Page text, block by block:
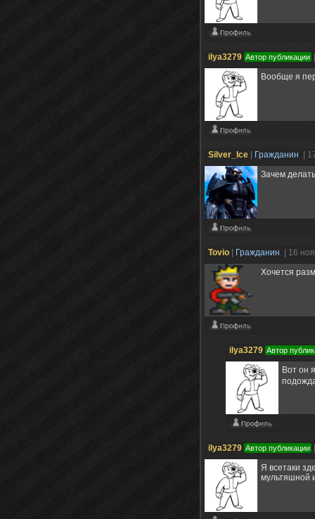
ilya3279 Автор публикации
Вообще я
Silver_Ice Гражданин
|
Зачем
Tovio Гражданин | 16
Хочется
ilya3279 Автор
Вот он
ilya3279 Автор публикации
Я всетаки
мультяшной